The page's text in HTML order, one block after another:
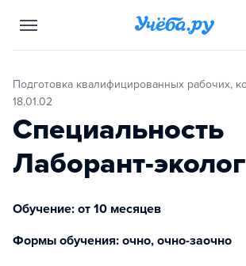
Подготовка квалифицированных рабочих, код направления
18.01.02
Специальность
Лаборант-эколог
Обучение: от 10 месяцев
Формы обучения: очно, очно-заочно